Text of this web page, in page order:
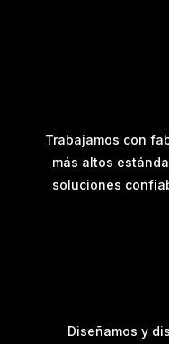
Trabajamos con
más altos
soluciones
Diseñamos y